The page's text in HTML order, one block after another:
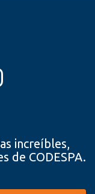
increíbles,
de CODESPA.